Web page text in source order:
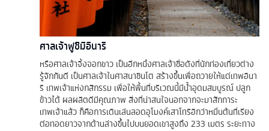
ศาลเจ้าฟูชิมิอินาริ
หรือศาลเจ้าจิ้งจอกขาว เป็นอีกหนึ่งศาลเจ้าชื่อดังที่นักท่องเที่ยวต่าง
รู้จักกันดี เป็นศาลเจ้าในศาสนาชินโต สร้างขึ้นเพื่อถวายให้แด่เทพอินา
ริ เทพเจ้าแห่งกสิกรรม เพื่อให้พื้นที่บริเวณนี้มีน้ำอุดมสมบูรณ์ ปลูก
ข้าวได้ ผลผลิตดีมีคุณภาพ สิ่งที่น่าสนใจนอกจากจะมาสักการะ
เทพเจ้าแล้ว ก็คือการเดินเล่นลอดอุโมงค์เสาโทริอิกว่าหมื่นต้นที่เรียง
ต่อทอดยาวจากด้านล่างขึ้นไปบนยอดเขาสูงถึง 233 เมตร ระยะทาง